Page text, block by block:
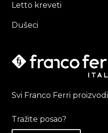
Letto kreveti
Dušeci
Svi Franco Ferri proizvodi
Tražite posao?